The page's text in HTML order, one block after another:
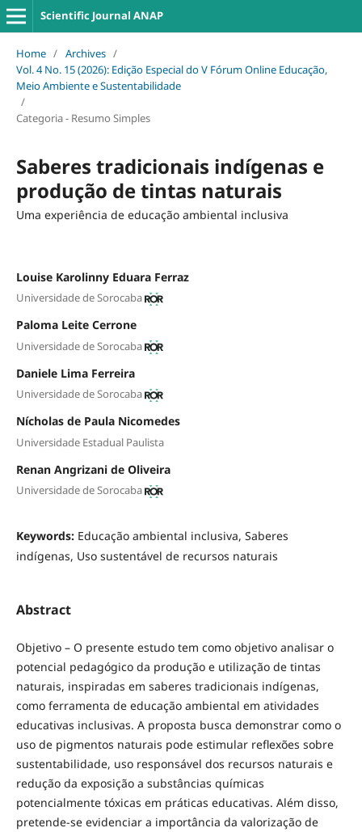
Scientific Journal ANAP
Home / Archives /
Vol. 4 No. 15 (2026): Edição Especial do V Fórum Online Educação,
Meio Ambiente e Sustentabilidade
/
Categoria - Resumo Simples
Saberes tradicionais indígenas e
produção de tintas naturais
Uma experiência de educação ambiental inclusiva
Louise Karolinny Eduara Ferraz
Universidade de Sorocaba
Paloma Leite Cerrone
Universidade de Sorocaba
Daniele Lima Ferreira
Universidade de Sorocaba
Nícholas de Paula Nicomedes
Universidade Estadual Paulista
Renan Angrizani de Oliveira
Universidade de Sorocaba
Keywords: Educação ambiental inclusiva, Saberes
indígenas, Uso sustentável de recursos naturais
Abstract
Objetivo – O presente estudo tem como objetivo analisar o
potencial pedagógico da produção e utilização de tintas
naturais, inspiradas em saberes tradicionais indígenas,
como ferramenta de educação ambiental em atividades
educativas inclusivas. A proposta busca demonstrar como o
uso de pigmentos naturais pode estimular reflexões sobre
sustentabilidade, uso responsável dos recursos naturais e
redução da exposição a substâncias químicas
potencialmente tóxicas em práticas educativas. Além disso,
pretende-se evidenciar a importância da valorização de